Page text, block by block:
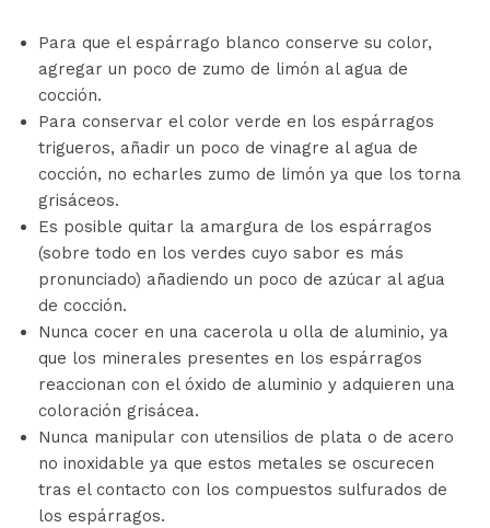
Para que el espárrago blanco conserve su color,
agregar un poco de zumo de limón al agua de
cocción.
Para conservar el color verde en los espárragos
trigueros, añadir un poco de vinagre al agua de
cocción, no echarles zumo de limón ya que los torna
grisáceos.
Es posible quitar la amargura de los espárragos
(sobre todo en los verdes cuyo sabor es más
pronunciado) añadiendo un poco de azúcar al agua
de cocción.
Nunca cocer en una cacerola u olla de aluminio, ya
que los minerales presentes en los espárragos
reaccionan con el óxido de aluminio y adquieren una
coloración grisácea.
Nunca manipular con utensilios de plata o de acero
no inoxidable ya que estos metales se oscurecen
tras el contacto con los compuestos sulfurados de
los espárragos.